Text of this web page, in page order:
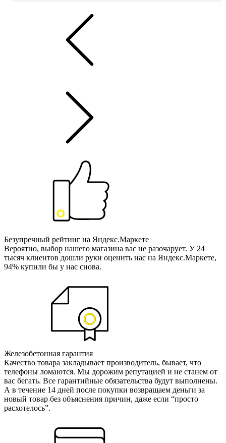
Безупречный рейтинг на Яндекс.Маркете
Вероятно, выбор нашего магазина вас не разочарует. У 24
тысяч клиентов дошли руки оценить нас на Яндекс.Маркете,
94% купили бы у нас снова.
Железобетонная гарантия
Качество товара закладывает производитель, бывает, что
телефоны ломаются. Мы дорожим репутацией и не станем от
вас бегать. Все гарантийные обязательства будут выполнены.
А в течение 14 дней после покупки возвращаем деньги за
новый товар без объяснения причин, даже если “просто
расхотелось”.